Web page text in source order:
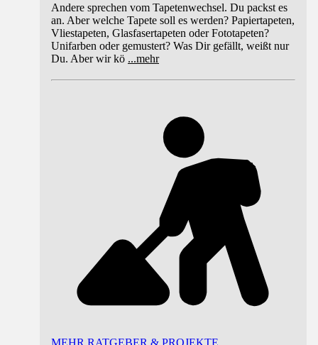
Andere sprechen vom Tapetenwechsel. Du packst es
an. Aber welche Tapete soll es werden? Papiertapeten,
Vliestapeten, Glasfasertapeten oder Fototapeten?
Unifarben oder gemustert? Was Dir gefällt, weißt nur
Du. Aber wir kö ...mehr
MEHR RATGEBER & PROJEKTE